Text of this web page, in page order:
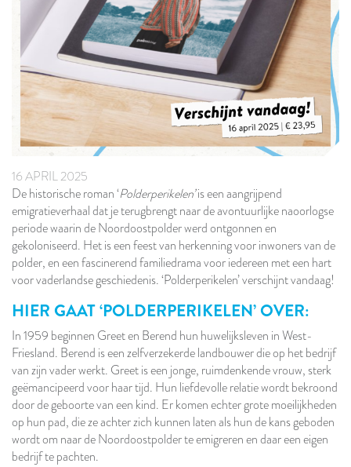
16 APRIL 2025
De historische roman ‘Polderperikelen’is een aangrijpend
emigratieverhaal dat je terugbrengt naar de avontuurlijke naoorlogse
periode waarin de Noordoostpolder werd ontgonnen en
gekoloniseerd. Het is een feest van herkenning voor inwoners van de
polder, en een fascinerend familiedrama voor iedereen met een hart
voor vaderlandse geschiedenis. ‘Polderperikelen’ verschijnt vandaag!
HIER GAAT ‘POLDERPERIKELEN’ OVER:
In 1959 beginnen Greet en Berend hun huwelijksleven in West-
Friesland. Berend is een zelfverzekerde landbouwer die op het bedrijf
van zijn vader werkt. Greet is een jonge, ruimdenkende vrouw, sterk
geëmancipeerd voor haar tijd. Hun liefdevolle relatie wordt bekroond
door de geboorte van een kind. Er komen echter grote moeilijkheden
op hun pad, die ze achter zich kunnen laten als hun de kans geboden
wordt om naar de Noordoostpolder te emigreren en daar een eigen
bedrijf te pachten.